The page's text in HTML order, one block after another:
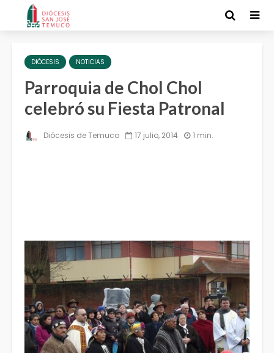
DIÓCESIS NOTICIAS
Parroquia de Chol Chol
celebró su Fiesta Patronal
Diócesis de Temuco 17 julio, 2014 1 min.